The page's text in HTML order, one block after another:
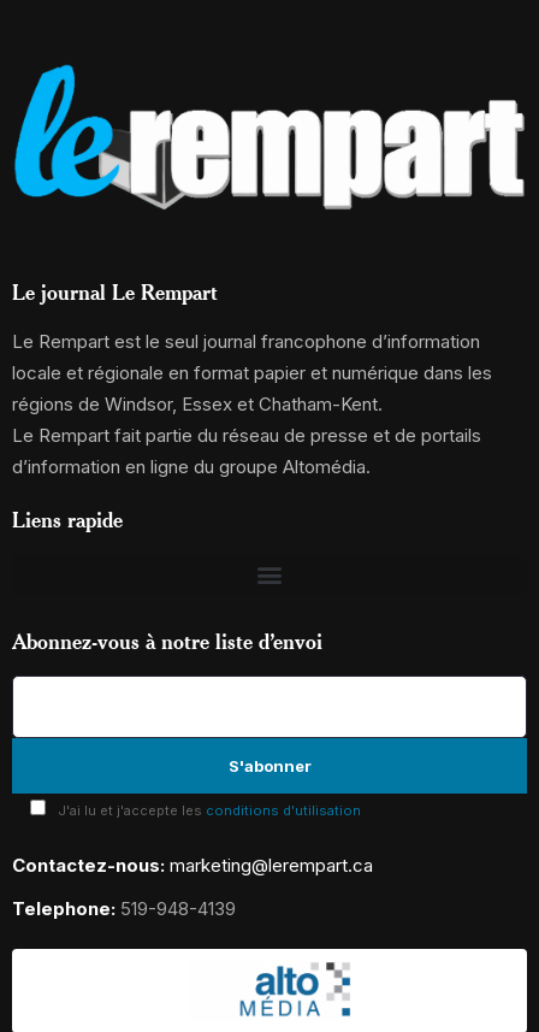
Le journal Le Rempart
Le Rempart est le seul journal francophone d’information
locale et régionale en format papier et numérique dans les
régions de Windsor, Essex et Chatham-Kent.
Le Rempart fait partie du réseau de presse et de portails
d’information en ligne du groupe Altomédia.
Liens rapide
Abonnez-vous à notre liste d’envoi
J'ai lu et j'accepte les conditions d'utilisation
Contactez-nous: marketing@lerempart.ca
Telephone: 519-948-4139